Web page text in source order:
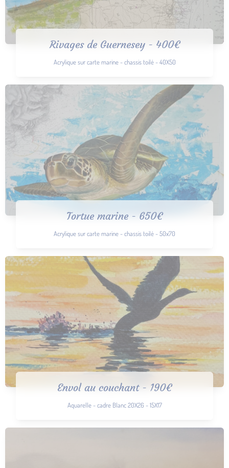
Rivages de Guernesey - 400€
Acrylique sur carte marine - chassis toilé - 40X50
Tortue marine - 650€
Acrylique sur carte marine - chassis toilé - 50x70
Envol au couchant - 190€
Aquarelle - cadre Blanc 20X26 - 15X17